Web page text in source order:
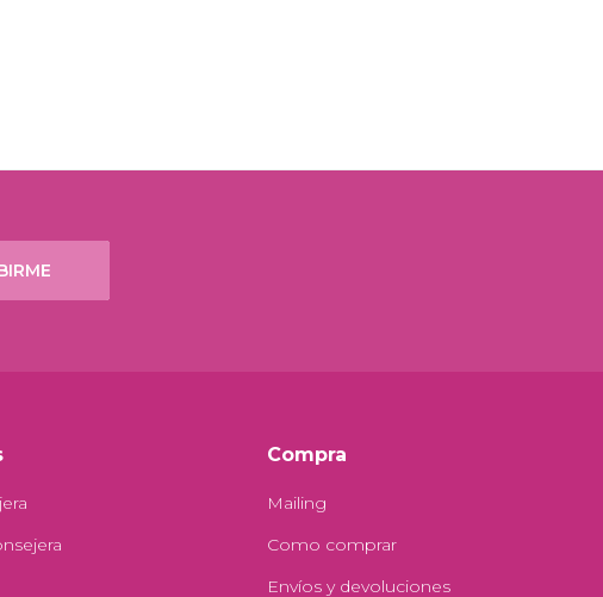
Compra
Mailing
Como comprar
Envíos y devoluciones